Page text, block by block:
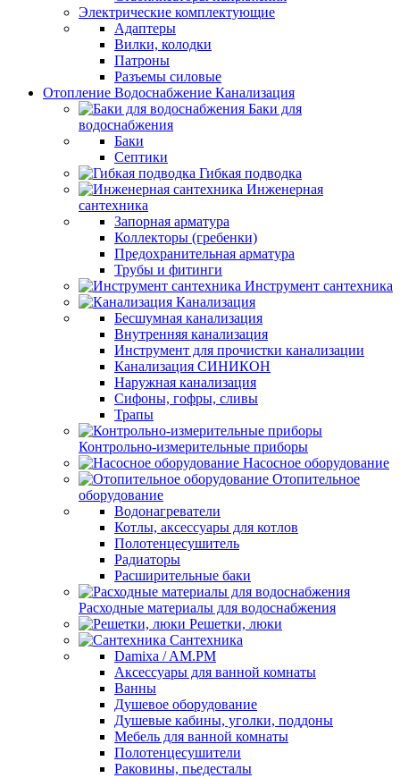
Электрические комплектующие
Адаптеры
Вилки, колодки
Патроны
Разъемы силовые
Отопление Водоснабжение Канализация
Баки для
водоснабжения
Баки
Септики
Гибкая подводка
Инженерная
сантехника
Запорная арматура
Коллекторы (гребенки)
Предохранительная арматура
Трубы и фитинги
Инструмент сантехника
Канализация
Бесшумная канализация
Внутренняя канализация
Инструмент для прочистки канализации
Канализация СИНИКОН
Наружная канализация
Сифоны, гофры, сливы
Трапы
Контрольно-измерительные приборы
Насосное оборудование
Отопительное
оборудование
Водонагреватели
Котлы, аксессуары для котлов
Полотенцесушитель
Радиаторы
Расширительные баки
Расходные материалы для водоснабжения
Решетки, люки
Сантехника
Damixa / AM.PM
Аксессуары для ванной комнаты
Ванны
Душевое оборудование
Душевые кабины, уголки, поддоны
Мебель для ванной комнаты
Полотенцесушители
Раковины, пьедесталы